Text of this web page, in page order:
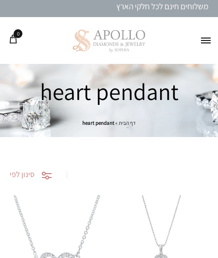
משלוחים חינם לכל חלקי הארץ
0
heart pendant
דף הבית »
heart pendant
סינון לפי